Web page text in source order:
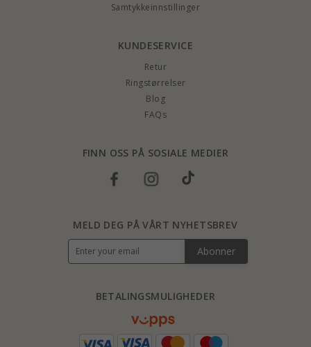
Samtykkeinnstillinger
KUNDESERVICE
Retur
Ringstørrelser
Blog
FAQs
FINN OSS PÅ SOSIALE MEDIER
BETALINGSMULIGHEDER
MELD DEG PÅ VÅRT NYHETSBREV
Abonner